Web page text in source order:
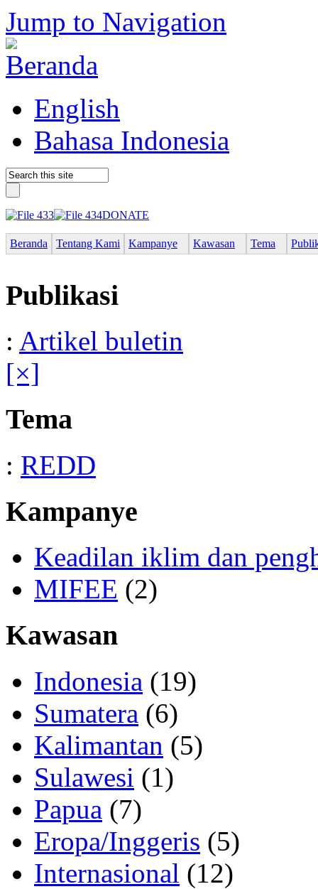
Jump to Navigation
English
Bahasa Indonesia
DONATE
Beranda Tentang Kami Kampanye Kawasan Tema
Publikasi
: Artikel buletin
[×]
Tema
: REDD
Kampanye
Keadilan iklim dan
MIFEE (2)
Kawasan
Indonesia (19)
Sumatera (6)
Kalimantan (5)
Sulawesi (1)
Papua (7)
Eropa/Inggeris (5)
Internasional (12)